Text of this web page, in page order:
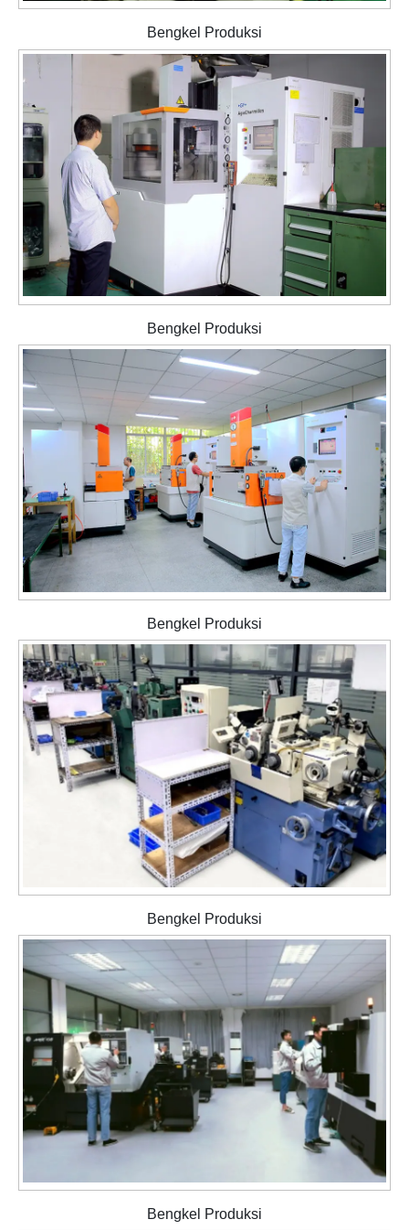
Bengkel Produksi
Bengkel Produksi
Bengkel Produksi
Bengkel Produksi
Bengkel Produksi